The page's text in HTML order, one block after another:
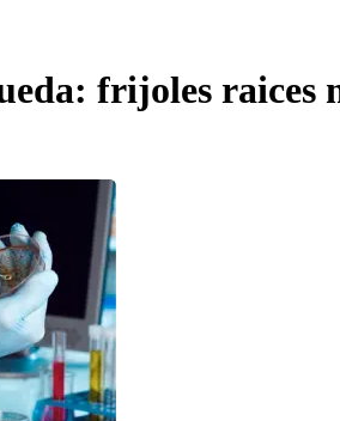
frijoles raices